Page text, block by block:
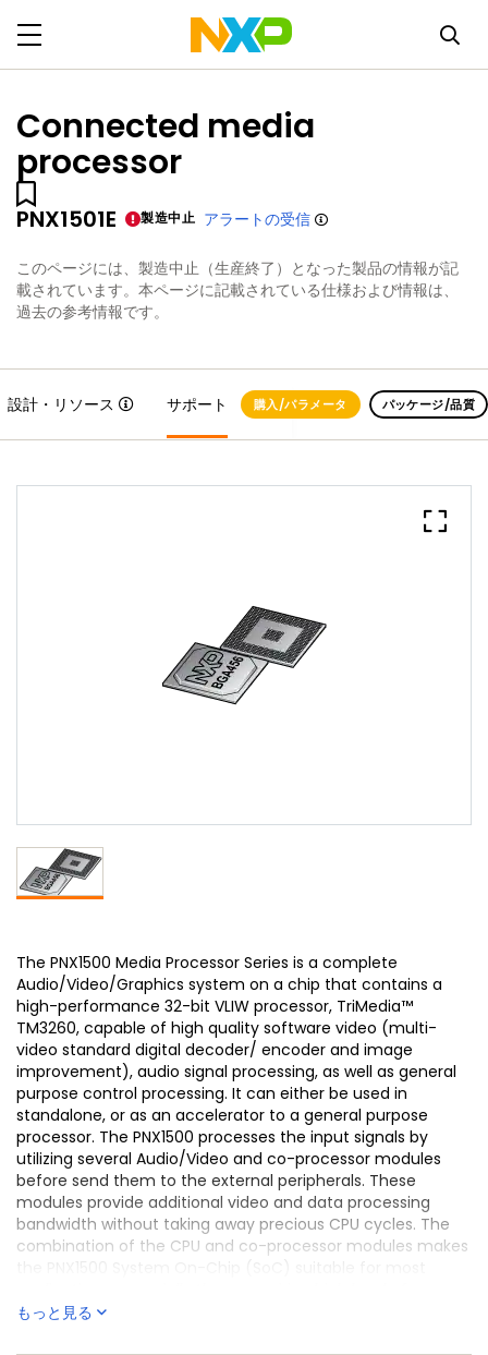
Connected media
processor
PNX1501E 製造中止 アラートの受信
このページには、製造中止（生産終了）となった製品の情報が記
載されています。本ページに記載されている仕様および情報は、
過去の参考情報です。
設計・リソース サポート 購入/パラメータ パッケージ/品質
The PNX1500 Media Processor Series is a complete
Audio/Video/Graphics system on a chip that contains a
high-performance 32-bit VLIW processor, TriMedia™
TM3260, capable of high quality software video (multi-
video standard digital decoder/ encoder and image
improvement), audio signal processing, as well as general
purpose control processing. It can either be used in
standalone, or as an accelerator to a general purpose
processor. The PNX1500 processes the input signals by
utilizing several Audio/Video and co-processor modules
before send them to the external peripherals. These
modules provide additional video and data processing
bandwidth without taking away precious CPU cycles. The
combination of the CPU and co-processor modules makes
processing power/ throughput at a reduced cost.
もっと見る